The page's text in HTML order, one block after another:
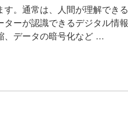
。通常は、人間が理解できる
ーが認識できるデジタル情報
、データの暗号化など …